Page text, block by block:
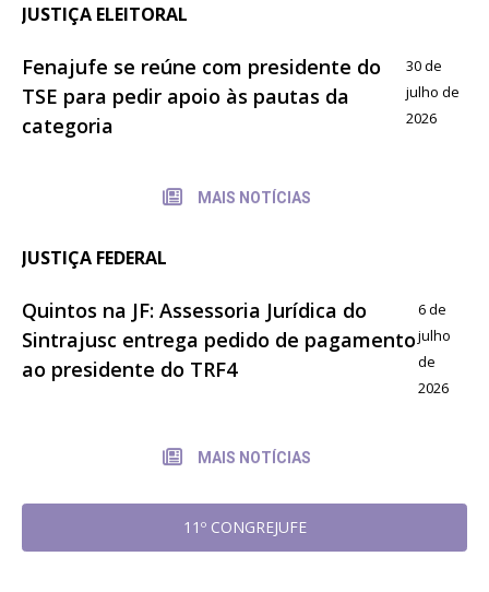
JUSTIÇA ELEITORAL
Fenajufe se reúne com presidente do
TSE para pedir apoio às pautas da
categoria
30 de
julho de
2026
MAIS NOTÍCIAS
JUSTIÇA FEDERAL
Quintos na JF: Assessoria Jurídica do
Sintrajusc entrega pedido de pagamento
ao presidente do TRF4
6 de
julho
de
2026
MAIS NOTÍCIAS
11º CONGREJUFE